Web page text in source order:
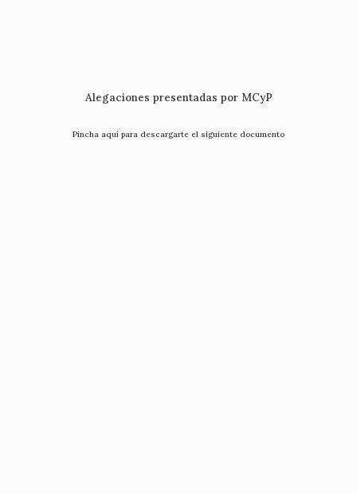
Alegaciones presentadas por MCyP
Pincha aquí para descargarte el siguiente documento